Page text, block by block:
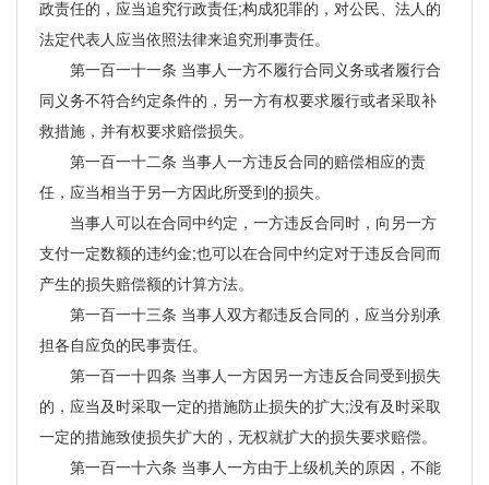
政责任的，应当追究行政责任;构成犯罪的，对公民、法人的
法定代表人应当依照法律来追究刑事责任。
第一百一十一条 当事人一方不履行合同义务或者履行合
同义务不符合约定条件的，另一方有权要求履行或者采取补
救措施，并有权要求赔偿损失。
第一百一十二条 当事人一方违反合同的赔偿相应的责
任，应当相当于另一方因此所受到的损失。
当事人可以在合同中约定，一方违反合同时，向另一方
支付一定数额的违约金;也可以在合同中约定对于违反合同而
产生的损失赔偿额的计算方法。
第一百一十三条 当事人双方都违反合同的，应当分别承
担各自应负的民事责任。
第一百一十四条 当事人一方因另一方违反合同受到损失
的，应当及时采取一定的措施防止损失的扩大;没有及时采取
一定的措施致使损失扩大的，无权就扩大的损失要求赔偿。
第一百一十六条 当事人一方由于上级机关的原因，不能